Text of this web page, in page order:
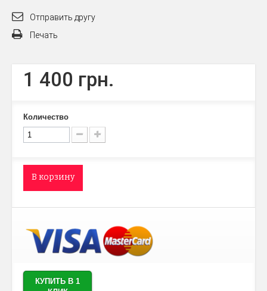
Отправить другу
Печать
1 400 грн.
Количество
В корзину
КУПИТЬ В 1